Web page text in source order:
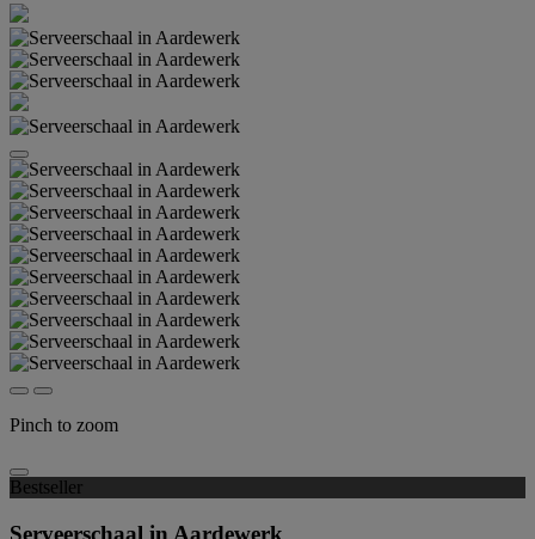
Pinch to zoom
Bestseller
Serveerschaal in Aardewerk